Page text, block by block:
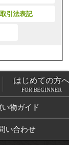
引法表記
商品一覧
い物ガイド
い合わせ
はじめての方へ
FOR BEGINNER